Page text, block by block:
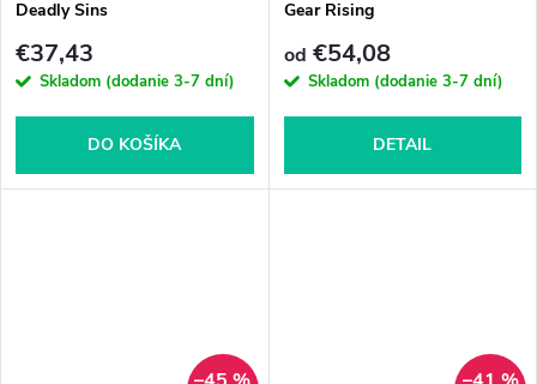
Deadly Sins
€37,43
Skladom (dodanie 3-7 dní)
DO KOŠÍKA
Gear Rising
od €54,08
Skladom (dodanie 3-7 dní)
DETAIL